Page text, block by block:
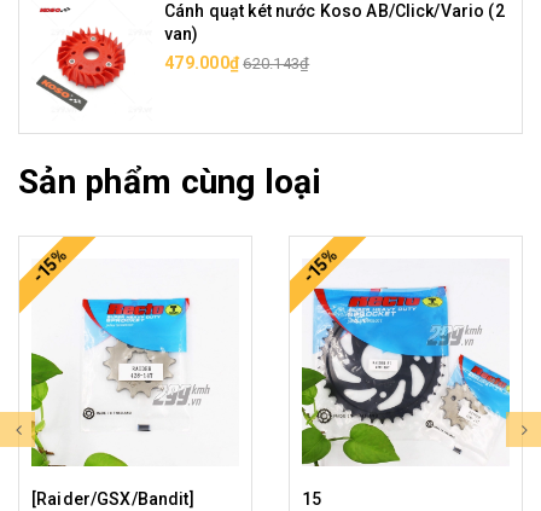
Cánh quạt két nước Koso AB/Click/Vario (2
van)
479.000₫ 620.143₫
Sản phẩm cùng loại
-15%
[Raider/GSX/Bandit]
-15%
15